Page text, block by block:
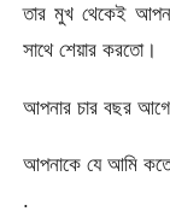
তার মুখ থেকেই
সাথে শেয়ার করতো।
আপনার চার বছর
আপনাকে যে আমি কতো
.